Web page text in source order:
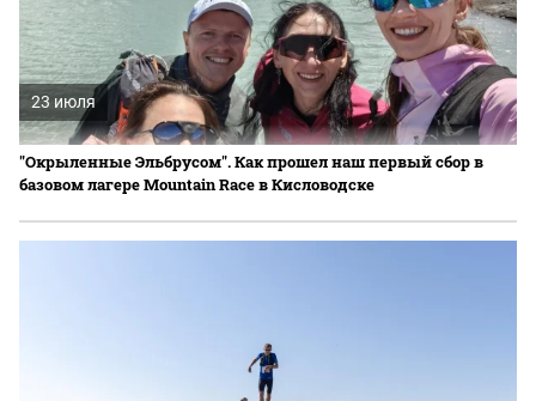
23 июля
"Окрыленные Эльбрусом". Как прошел наш первый сбор в
базовом лагере Mountain Race в Кисловодске